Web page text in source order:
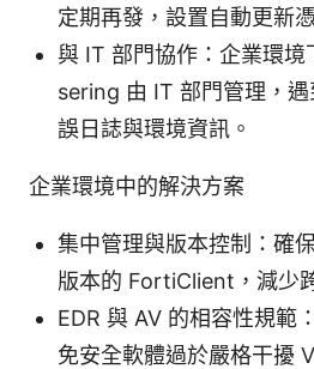
定期再發，設置自動更新
與 IT 部門協作：企業環境
sering 由 IT 部門管理，
誤日誌與環境資訊。
企業環境中的解決方案
集中管理與版本控制：確
版本的 FortiClient，減少
EDR 與 AV 的相容性規範
免安全軟體過於嚴格干擾